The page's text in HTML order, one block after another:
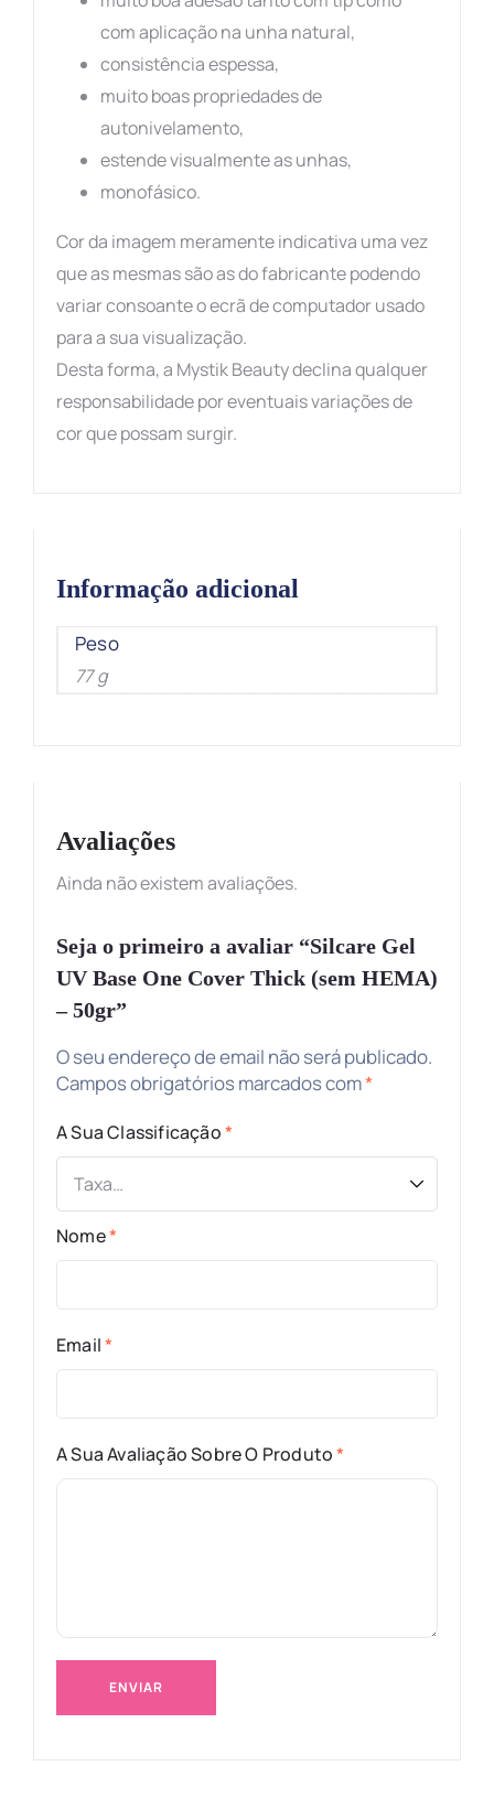
com aplicação na unha natural,
consistência espessa,
muito boas propriedades de
autonivelamento,
estende visualmente as unhas,
monofásico.
Cor da imagem meramente indicativa uma vez
que as mesmas são as do fabricante podendo
variar consoante o ecrã de computador usado
para a sua visualização.
Desta forma, a Mystik Beauty declina qualquer
responsabilidade por eventuais variações de
cor que possam surgir.
Informação adicional
Peso
77 g
Avaliações
Ainda não existem avaliações.
Seja o primeiro a avaliar “Silcare Gel
UV Base One Cover Thick (sem HEMA)
– 50gr”
O seu endereço de email não será publicado.
Campos obrigatórios marcados com*
A Sua Classificação*
A Sua Avaliação Sobre O Produto*
Nome*
Email*